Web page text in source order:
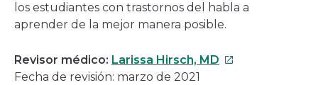
los estudiantes con trastornos del habla a
aprender de la mejor manera posible.
Revisor médico: Larissa Hirsch, MD Este
Fecha de revisión: marzo de 2021